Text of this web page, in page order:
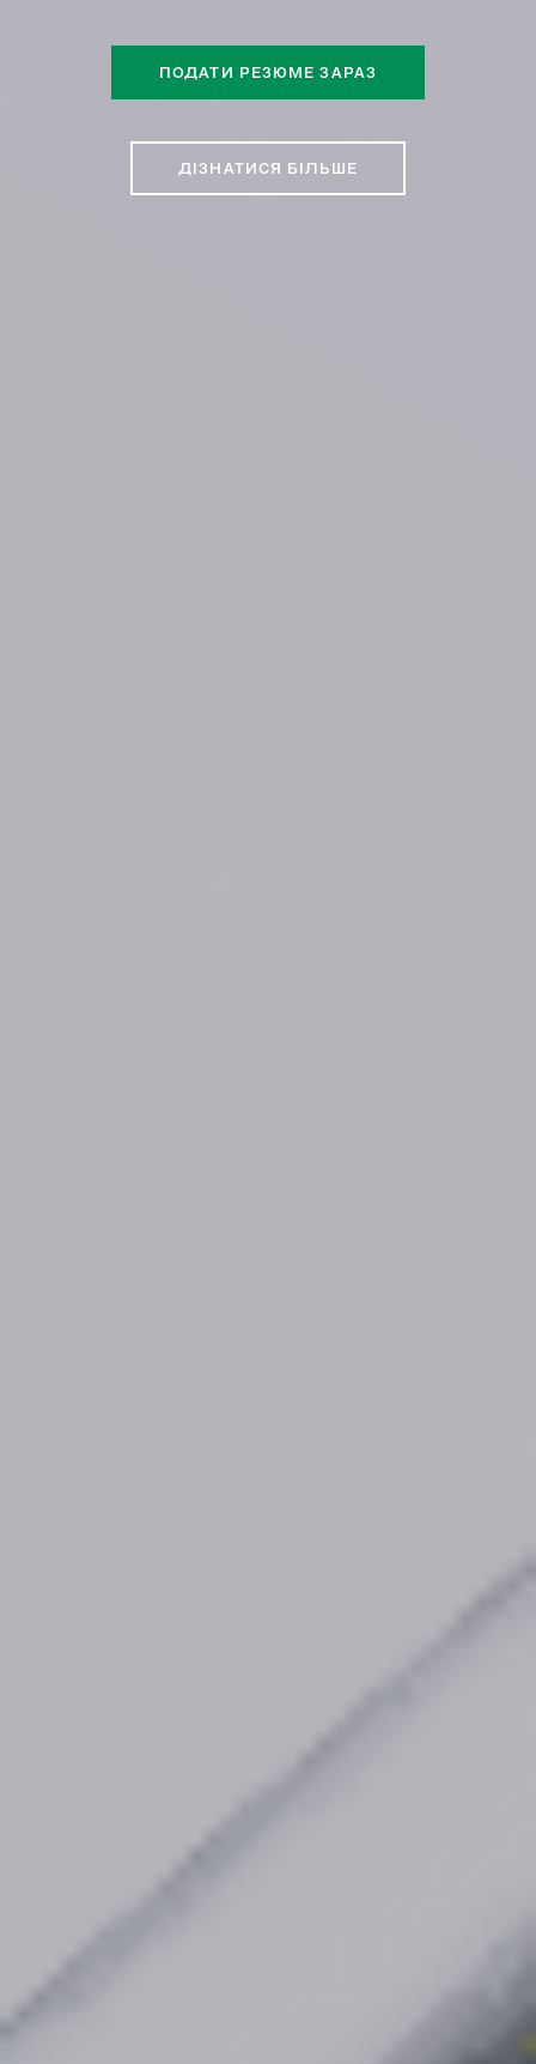
ПОДАТИ PЕЗЮМE ЗАРАЗ
ДІЗНАТИСЯ БІЛЬШЕ